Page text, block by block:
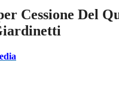
Cessione Del